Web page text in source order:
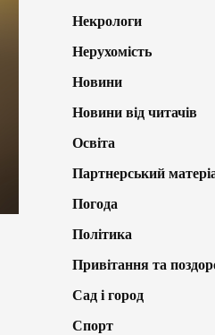
Некрологи
Нерухомість
Новини
Новини від читачів
Освіта
Партнерський
Погода
Політика
Привітання та
Сад і город
Спорт